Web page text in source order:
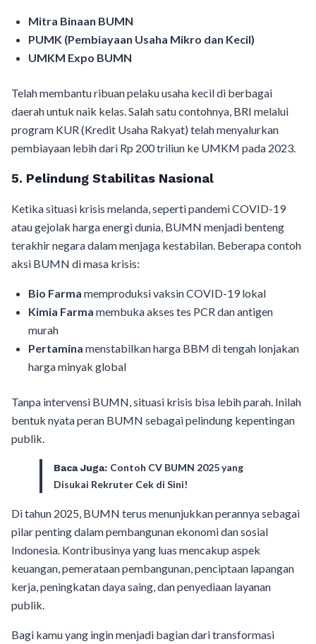
Mitra Binaan BUMN
PUMK (Pembiayaan Usaha Mikro dan Kecil)
UMKM Expo BUMN
Telah membantu ribuan pelaku usaha kecil di berbagai
daerah untuk naik kelas. Salah satu contohnya, BRI melalui
program KUR (Kredit Usaha Rakyat) telah menyalurkan
pembiayaan lebih dari Rp 200 triliun ke UMKM pada 2023.
5. Pelindung Stabilitas Nasional
Ketika situasi krisis melanda, seperti pandemi COVID-19
atau gejolak harga energi dunia, BUMN menjadi benteng
terakhir negara dalam menjaga kestabilan. Beberapa contoh
aksi BUMN di masa krisis:
Bio Farma memproduksi vaksin COVID-19 lokal
Kimia Farma membuka akses tes PCR dan antigen
murah
Pertamina menstabilkan harga BBM di tengah lonjakan
harga minyak global
Tanpa intervensi BUMN, situasi krisis bisa lebih parah. Inilah
bentuk nyata peran BUMN sebagai pelindung kepentingan
publik.
Baca Juga: Contoh CV BUMN 2025 yang
Disukai Rekruter Cek di Sini!
Di tahun 2025, BUMN terus menunjukkan perannya sebagai
pilar penting dalam pembangunan ekonomi dan sosial
Indonesia. Kontribusinya yang luas mencakup aspek
keuangan, pemerataan pembangunan, penciptaan lapangan
kerja, peningkatan daya saing, dan penyediaan layanan
publik.
Bagi kamu yang ingin menjadi bagian dari transformasi